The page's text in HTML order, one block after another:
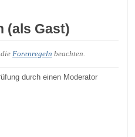
(als Gast)
Forenregeln beachten.
durch einen Moderator